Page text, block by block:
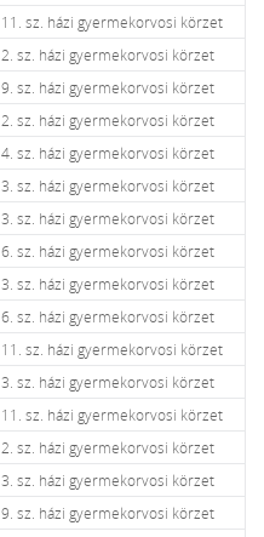
11. sz. házi gyermekorvosi körzet
2. sz. házi gyermekorvosi körzet
9. sz. házi gyermekorvosi körzet
2. sz. házi gyermekorvosi körzet
4. sz. házi gyermekorvosi körzet
3. sz. házi gyermekorvosi körzet
3. sz. házi gyermekorvosi körzet
6. sz. házi gyermekorvosi körzet
3. sz. házi gyermekorvosi körzet
6. sz. házi gyermekorvosi körzet
11. sz. házi gyermekorvosi körzet
3. sz. házi gyermekorvosi körzet
11. sz. házi gyermekorvosi körzet
2. sz. házi gyermekorvosi körzet
3. sz. házi gyermekorvosi körzet
9. sz. házi gyermekorvosi körzet